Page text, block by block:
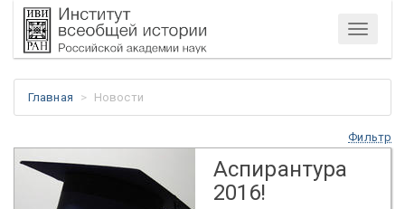
Меню
Главная Новости
Фильтр
Аспирантура
2016!